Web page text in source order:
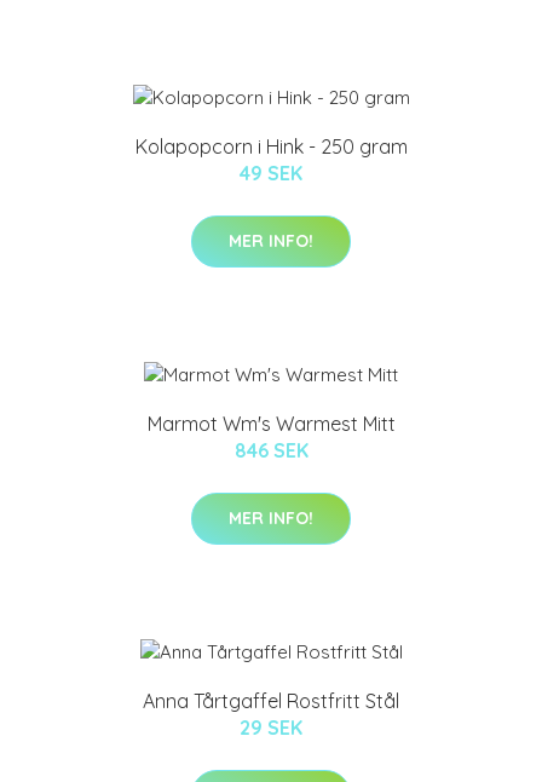
Kolapopcorn i Hink - 250 gram
49 SEK
MER INFO!
Marmot Wm's Warmest Mitt
846 SEK
MER INFO!
Anna Tårtgaffel Rostfritt Stål
29 SEK